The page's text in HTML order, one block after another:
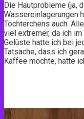
Die Hautprobleme (ja,
Wassereinlagerungen
Töchterchens auch.
viel extremer, da ich
Gelüste hatte ich bei
Tatsache, dass ich
Kaffee mochte, hatte